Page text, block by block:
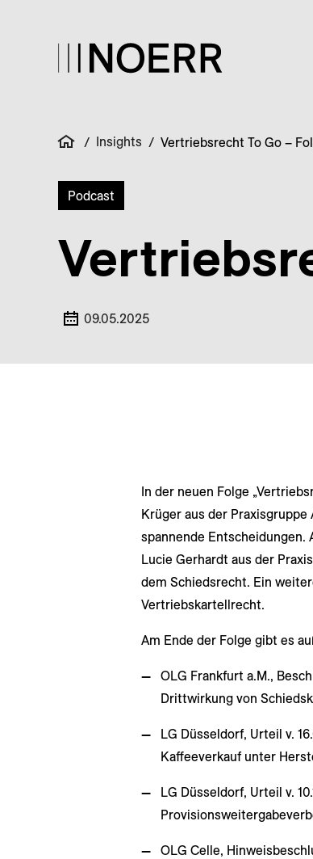
/ Insights / Vertriebsrecht To Go –
Podcast
09.05.2025
In der neuen Folge
Krüger aus der
spannende Entscheidungen.
Lucie Gerhardt aus der
dem Schiedsrecht. Ein
Vertriebskartellrecht.
Am Ende der Folge gibt es
OLG Frankfurt a.M.,
Drittwirkung von
LG Düsseldorf, Urteil v.
Kaffeeverkauf unter
LG Düsseldorf, Urteil v.
OLG Celle,